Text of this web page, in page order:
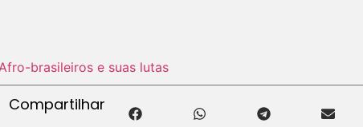
Afro-brasileiros e suas lutas
Compartilhar